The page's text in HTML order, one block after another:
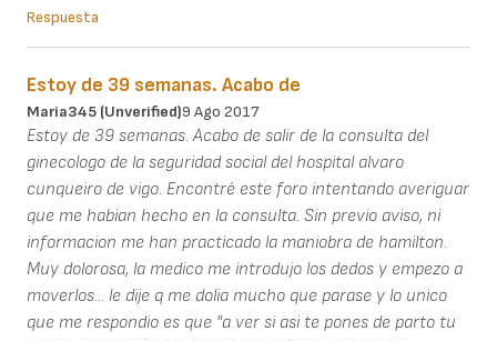
Respuesta
Estoy de 39 semanas. Acabo de
Maria345 (unverified)9 Ago 2017
Estoy de 39 semanas. Acabo de salir de la consulta del
ginecologo de la seguridad social del hospital alvaro
cunqueiro de vigo. Encontré este foro intentando averiguar
que me habian hecho en la consulta. Sin previo aviso, ni
informacion me han practicado la maniobra de hamilton.
Muy dolorosa, la medico me introdujo los dedos y empezo a
moverlos... le dije q me dolia mucho que parase y lo unico
que me respondio es que "a ver si asi te pones de parto tu